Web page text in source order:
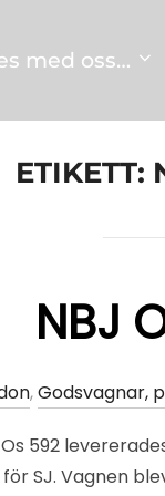
med oss…
ETIKETT:
NBJ
,Godsvagnar,
592
SJ. Vagnen